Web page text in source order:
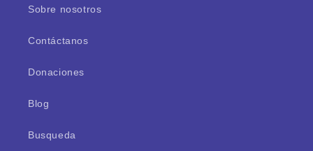
Sobre nosotros
Contáctanos
Donaciones
Blog
Busqueda